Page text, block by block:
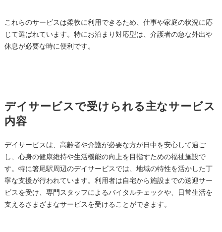
これらのサービスは柔軟に利用できるため、仕事や家庭の状況に応
じて選ばれています。特にお泊まり対応型は、介護者の急な外出や
休息が必要な時に便利です。
デイサービスで受けられる主なサービス
内容
デイサービスは、高齢者や介護が必要な方が日中を安心して過ご
し、心身の健康維持や生活機能の向上を目指すための福祉施設で
す。特に箸尾駅周辺のデイサービスでは、地域の特性を活かした丁
寧な支援が行われています。利用者は自宅から施設までの送迎サー
ビスを受け、専門スタッフによるバイタルチェックや、日常生活を
支えるさまざまなサービスを受けることができます。